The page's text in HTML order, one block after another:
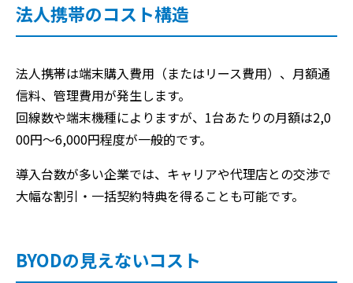
法人携帯のコスト構造
法人携帯は端末購入費用（またはリース費用）、月額通
信料、管理費用が発生します。
回線数や端末機種によりますが、1台あたりの月額は2,0
00円〜6,000円程度が一般的です。
導入台数が多い企業では、キャリアや代理店との交渉で
大幅な割引・一括契約特典を得ることも可能です。
BYODの見えないコスト